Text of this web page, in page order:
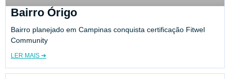
Bairro Órigo
Bairro planejado em Campinas conquista certificação Fitwel
Community
LER MAIS ➔